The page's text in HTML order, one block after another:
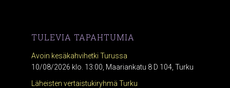
TULEVIA TAPAHTUMIA
Avoin kesäkahvihetki Turussa
10/08/2026 klo. 13:00, Maariankatu 8 D 104, Turku
Läheisten vertaistukiryhmä Turku